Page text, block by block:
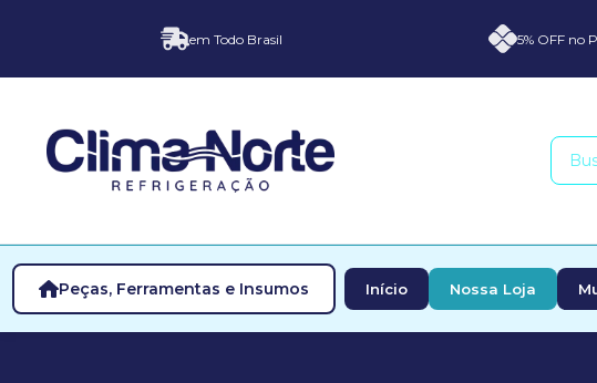
em Todo Brasil 5% OFF no
Peças, Ferramentas e Insumos Início Nossa Loja